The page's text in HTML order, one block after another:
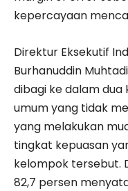
kepercayaan
Direktur Eksekutif
Burhanuddin
dibagi ke dalam
umum yang tidak
yang melakukan
tingkat kepuasan
kelompok tersebut.
82,7 persen